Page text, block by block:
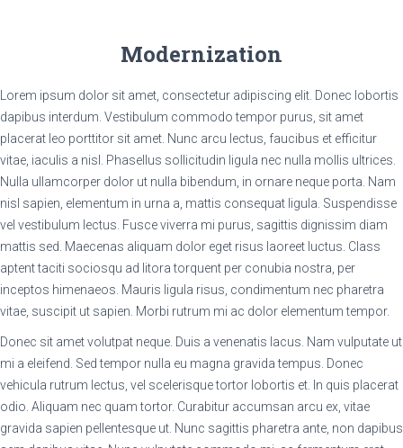
Modernization
Lorem ipsum dolor sit amet, consectetur adipiscing elit. Donec lobortis
dapibus interdum. Vestibulum commodo tempor purus, sit amet
placerat leo porttitor sit amet. Nunc arcu lectus, faucibus et efficitur
vitae, iaculis a nisl. Phasellus sollicitudin ligula nec nulla mollis ultrices.
Nulla ullamcorper dolor ut nulla bibendum, in ornare neque porta. Nam
nisl sapien, elementum in urna a, mattis consequat ligula. Suspendisse
vel vestibulum lectus. Fusce viverra mi purus, sagittis dignissim diam
mattis sed. Maecenas aliquam dolor eget risus laoreet luctus. Class
aptent taciti sociosqu ad litora torquent per conubia nostra, per
inceptos himenaeos. Mauris ligula risus, condimentum nec pharetra
vitae, suscipit ut sapien. Morbi rutrum mi ac dolor elementum tempor.
Donec sit amet volutpat neque. Duis a venenatis lacus. Nam vulputate ut
mi a eleifend. Sed tempor nulla eu magna gravida tempus. Donec
vehicula rutrum lectus, vel scelerisque tortor lobortis et. In quis placerat
odio. Aliquam nec quam tortor. Curabitur accumsan arcu ex, vitae
gravida sapien pellentesque ut. Nunc sagittis pharetra ante, non dapibus